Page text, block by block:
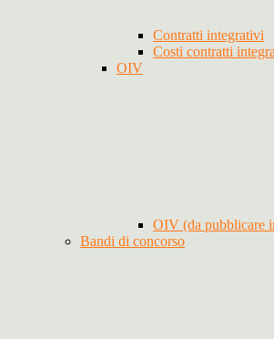
Contratti integrativi
Costi contratti
OIV
OIV (da pubblicare
Bandi di concorso